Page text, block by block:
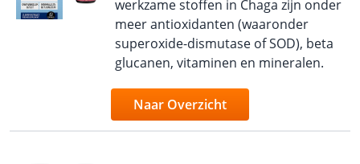
werkzame stoffen in Chaga zijn onder
meer antioxidanten (waaronder
superoxide-dismutase of SOD), beta
glucanen, vitaminen en mineralen.
Naar Overzicht